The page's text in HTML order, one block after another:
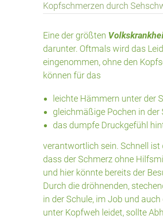
Kopfschmerzen durch
Eine der größten
darunter. Oftmals wird das
eingenommen, ohne den
können für das
leichte Hämmern unter der
gleichmäßige Pochen in der
das dumpfe Druckgefühl
verantwortlich sein. Schnell ist
dass der Schmerz ohne
und hier könnte bereits der
Durch die dröhnenden,
in der Schule, im Job und
unter Kopfweh leidet, sollte